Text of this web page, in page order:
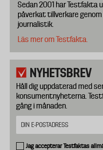
Sedan 2001 har
påverkat tillverkare
journalistik.
Läs mer om Testfakta.
NYHETSBREV
Håll dig uppdaterad med
konsumentnyheterna.
gång i månaden.
Jag accepterar Testfaktas